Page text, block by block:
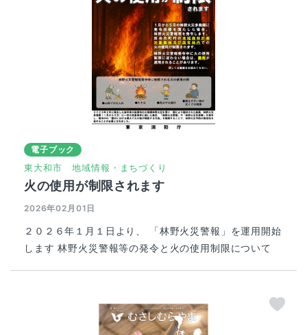
電子ブック
東大和市 地域情報・まちづくり
火の使用が制限されます
2026年02月01日
２０２６年１月１日より、 「林野火災警報」を運用開始
します 林野火災警報等の発令と火の使用制限について